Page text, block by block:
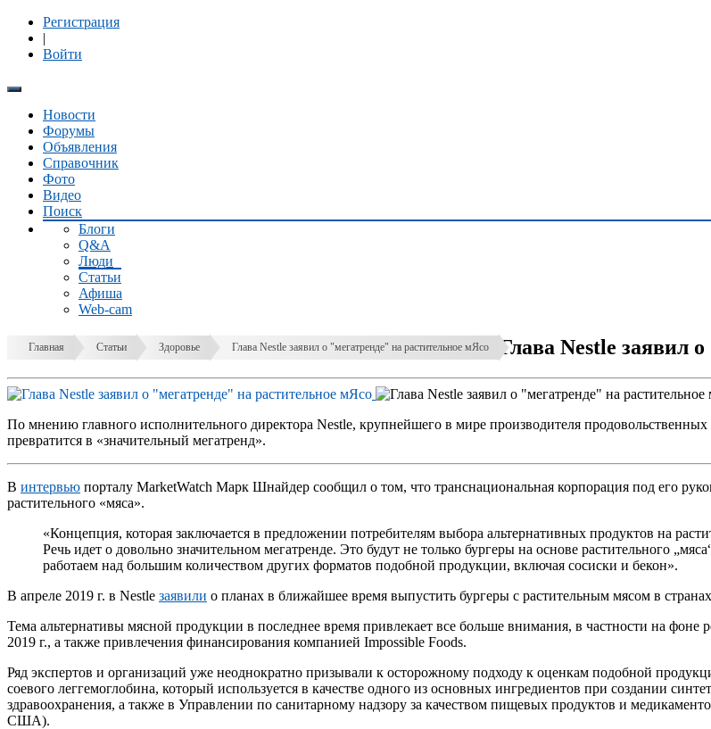
Регистрация
|
Войти
Новости
Форумы
Объявления
Справочник
Фото
Видео
Поиск
Блоги
Q&A
Люди
Статьи
Афиша
Web-cam
Главная Статьи Здоровье Глава Nestle заявил о "мегатренде" на растительное мЯсо Глава Nestle заявил
По мнению главного исполнительного директора Nestle, крупнейшего в мире производителя
превратится в «значительный мегатренд».
В интервью порталу MarketWatch Марк Шнайдер сообщил о том, что транснациональная корпорация под его
растительного «мяса».
«Концепция, которая заключается в предложении потребителям выбора альтернативных продуктов на
Речь идет о довольно значительном мегатренде. Это будут не только бургеры на основе растительного
работаем над большим количеством других форматов подобной продукции, включая сосиски и бекон».
В апреле 2019 г. в Nestle заявили о планах в ближайшее время выпустить бургеры с растительным мясом в
Тема альтернативы мясной продукции в последнее время привлекает все больше внимания, в частности на фоне
2019 г., а также привлечения финансирования компанией Impossible Foods.
Ряд экспертов и организаций уже неоднократно призывали к осторожному подходу к оценкам подобной
соевого леггемоглобина, который используется в качестве одного из основных ингредиентов при создании
здравоохранения, а также в Управлении по санитарному надзору за качеством пищевых продуктов и
США).